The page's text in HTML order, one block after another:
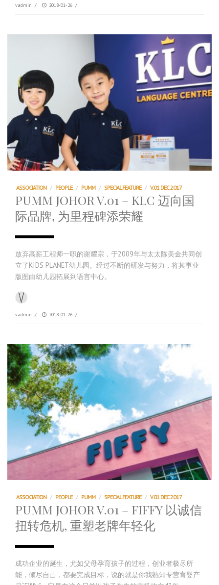
vadmin / 2018-01-26 /
ASSOCIATION / PEOPLE / PUMM / SPECIAL FEATURE / V.01 DEC 2017
PUMM JOHOR V.01 – KLC 迈向国
际品牌, 为里程碑添荣耀
放弃高薪工程师一职的谢耀宗，于2009年与太太陈美金共同创
立了KIDS PLANET幼儿园。经过不断的研发与努力，将其事业
版图由幼儿园拓展到语言中心。
vadmin / 2018-01-26 /
ASSOCIATION / PEOPLE / PUMM / SPECIAL FEATURE / V.01 DEC 2017
PUMM JOHOR V.01 – FIFFY 以诚信
扭转危机, 重塑老牌年轻化
成功企业的诞生，尤如父母孕育孩子的过程，创业者极尽所
能，倾尽自己，都要完成目标，说的就是你我熟知专营育婴产